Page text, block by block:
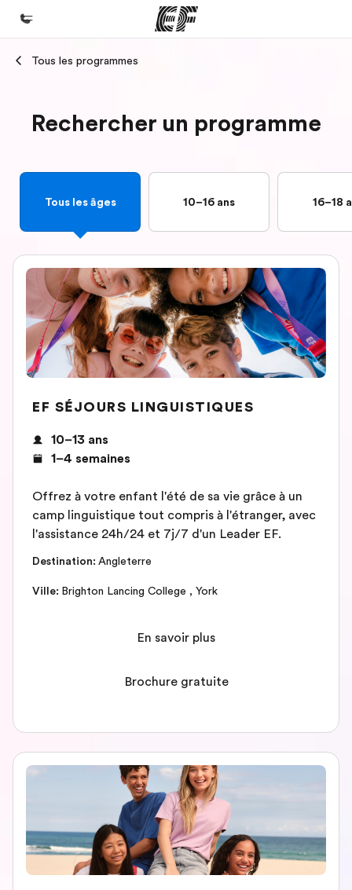
Programmes
Qui sommes-nous ?
EF recrute
Rejoignez nos équipes
Tous les programmes
Rechercher un programme
Tous les âges 10–16 ans 16–18
EF SÉJOURS LINGUISTIQUES
10–13 ans
1–4 semaines
Offrez à votre enfant l'été de sa vie grâce à un
camp linguistique tout compris à l'étranger, avec
l'assistance 24h/24 et 7j/7 d'un Leader EF.
Destination: Angleterre
Ville: Brighton Lancing College , York
En savoir plus
Brochure gratuite